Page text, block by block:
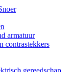
armatuur
contrastekkers